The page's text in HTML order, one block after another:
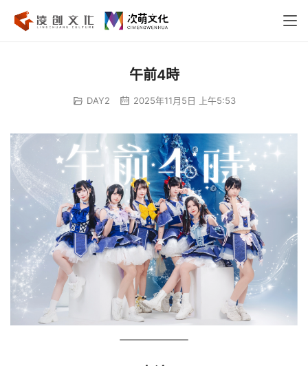
午前4時
DAY2 2025年11月5日 上午5:53